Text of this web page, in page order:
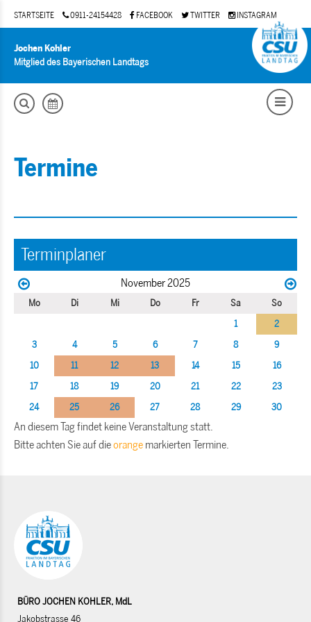
STARTSEITE 0911-24154428 FACEBOOK TWITTER INSTAGRAM
Jochen Kohler
Mitglied des Bayerischen Landtags
Termine
Terminplaner
November 2025
Mo Di Mi Do Fr Sa
So
1
2
3
4 5 6 7 8
9
10
11 12 13 14 15
16
17
18 19 20 21 22
23
24
25 26 27 28 29 30
An diesem Tag findet keine Veranstaltung statt.
Bitte achten Sie auf dieorange markierten Termine.
BÜRO JOCHEN KOHLER, MdL
Jakobstrasse 46